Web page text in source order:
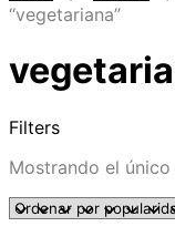
“vegetariana”
Filters
Mostrando el